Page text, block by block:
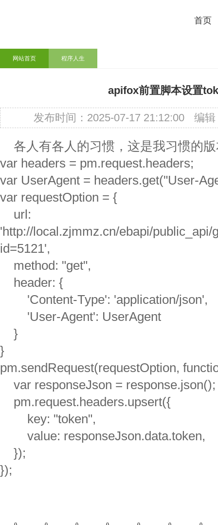
首页
网站首页 程序人生
apifox前置脚本设置
发布时间：2025-07-17 21:12:00 编辑
各人有各人的习惯，这是我习惯的
var headers = pm.request.headers;
var UserAgent = headers.get("User-
var requestOption = {
url:
'http://local.zjmmz.cn/ebapi/public_api/
id=5121',
method: "get",
header: {
'Content-Type': 'application/json',
'User-Agent': UserAgent
}
}
pm.sendRequest(requestOption,
var responseJson = response.json();
pm.request.headers.upsert({
key: "token",
value: responseJson.data.token,
});
});